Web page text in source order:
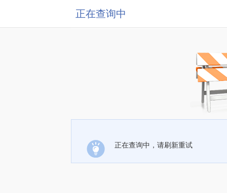
正在查询中
正在查询中，请刷新重试